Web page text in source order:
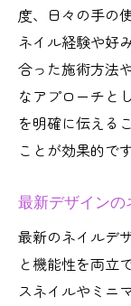
ネイル
術
桜新町
パラ
口コ
ネイル
パラジェ
パラジ
桜新町
度、日々の手の
ネイル経験や好
合った施術方法
なアプローチと
を明確に伝える
ことが効果的です
最新デザイン
最新のネイルデ
と機能性を両立
スネイルやミニ